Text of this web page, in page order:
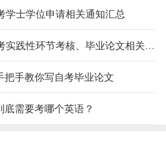
学士学位申请相关通知汇总
各省市2024年自考实践性环节考核、毕业论文相关通知汇总
把手教你写自考毕业论文
需要考哪个英语？